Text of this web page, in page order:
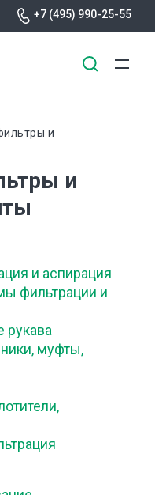
+7 (495) 990-25-55
и
и
и аспирация
фильтрации и
рукава
муфты,